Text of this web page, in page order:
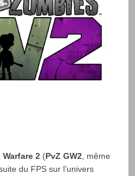
2 (PvZ GW2 , même
du FPS sur l’univers